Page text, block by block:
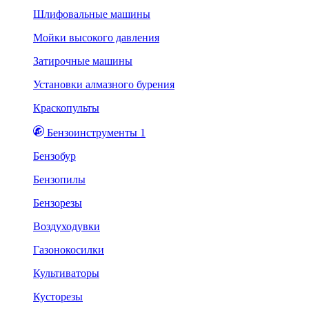
Шлифовальные машины
Мойки высокого давления
Затирочные машины
Установки алмазного бурения
Краскопульты
Бензоинструменты 1
Бензобур
Бензопилы
Бензорезы
Воздуходувки
Газонокосилки
Культиваторы
Кусторезы